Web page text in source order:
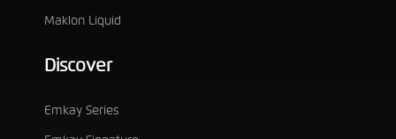
Maklon Liquid
Discover
Emkay Series